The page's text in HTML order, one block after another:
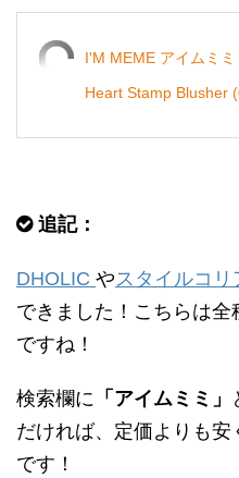
I'M MEME アイムミ
Heart Stamp Blusher
追記：
DHOLIC やスタイルコリ
できました！こちらは全
ですね！
検索欄に 「アイムミミ」
だければ、定価よりも
です！